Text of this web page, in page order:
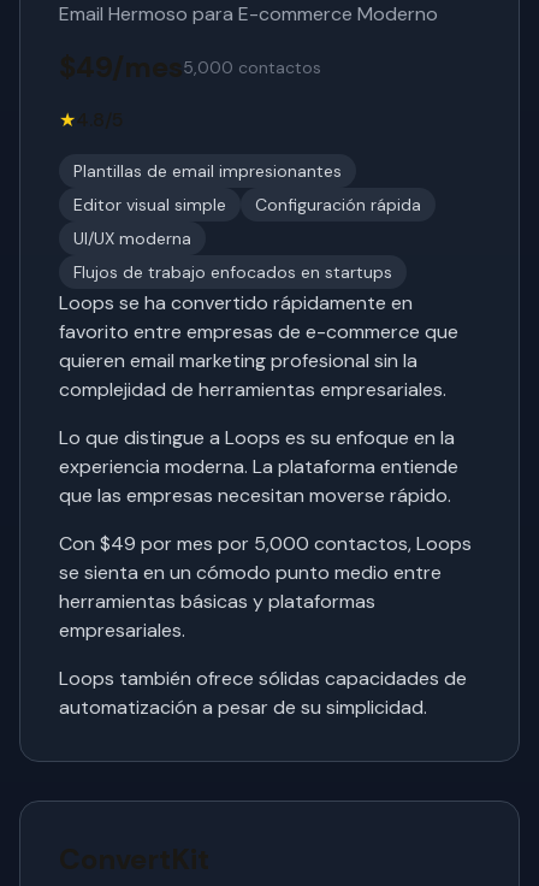
Email Hermoso para E-commerce Moderno
$49/mes5,000 contactos
★4.8/5
Plantillas de email impresionantes
Editor visual simple
Configuración rápida
UI/UX moderna
Flujos de trabajo enfocados en startups
Loops se ha convertido rápidamente en
favorito entre empresas de e-commerce que
quieren email marketing profesional sin la
complejidad de herramientas empresariales.
Lo que distingue a Loops es su enfoque en la
experiencia moderna. La plataforma entiende
que las empresas necesitan moverse rápido.
Con $49 por mes por 5,000 contactos, Loops
se sienta en un cómodo punto medio entre
herramientas básicas y plataformas
empresariales.
Loops también ofrece sólidas capacidades de
automatización a pesar de su simplicidad.
ConvertKit